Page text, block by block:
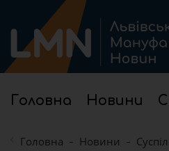
Головна Новини
Головна Новини